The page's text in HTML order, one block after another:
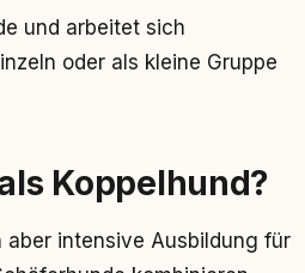
und arbeitet sich
oder als kleine Gruppe
Koppelhund?
aber intensive Ausbildung für